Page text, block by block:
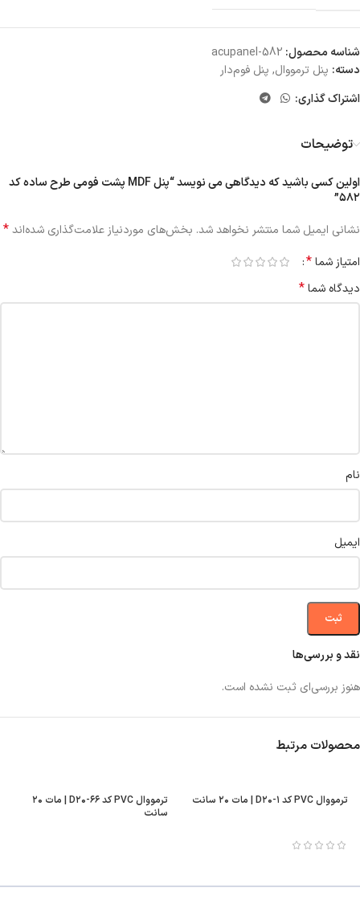
شناسه محصول: acupanel-582
دسته: پنل ترمووال, پنل فوم‌دار
اشتراک گذاری:
توضیحات
نقد و بررسی‌ها
هنوز بررسی‌ای ثبت نشده است.
اولین کسی باشید که دیدگاهی می نویسد “پنل MDF پشت فومی طرح ساده کد
۵۸۲”
نشانی ایمیل شما منتشر نخواهد شد. بخش‌های موردنیاز علامت‌گذاری شده‌اند*
امتیاز شما*
دیدگاه شما*
نام
ایمیل
محصولات مرتبط
ترمووال PVC کد D۲۰-۱ | مات ۲۰ سانت
ترمووال PVC کد D۲۰-۶۶ | مات ۲۰
سانت